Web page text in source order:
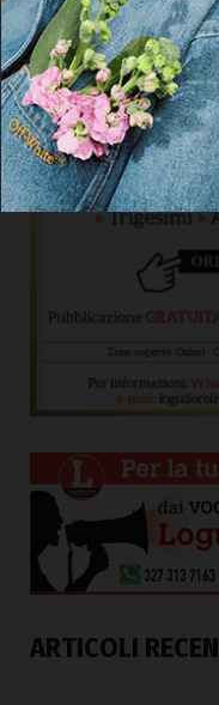
ARTICOLI